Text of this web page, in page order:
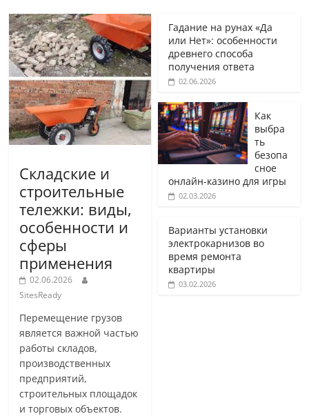
Складские и
строительные
тележки: виды,
особенности и
сферы
применения
02.06.2026
SitesReady
Перемещение грузов
является важной частью
работы складов,
производственных
предприятий,
строительных площадок
и торговых объектов.
Гадание на рунах «Да
или Нет»: особенности
древнего способа
получения ответа
02.06.2026
Как
выбра
ть
безопа
сное
онлайн-казино для игры
02.03.2026
Варианты установки
электрокарнизов во
время ремонта
квартиры
03.02.2026